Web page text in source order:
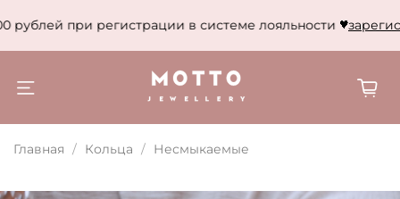
при регистрации в системе лояльности
Главная Кольца Несмыкаемые